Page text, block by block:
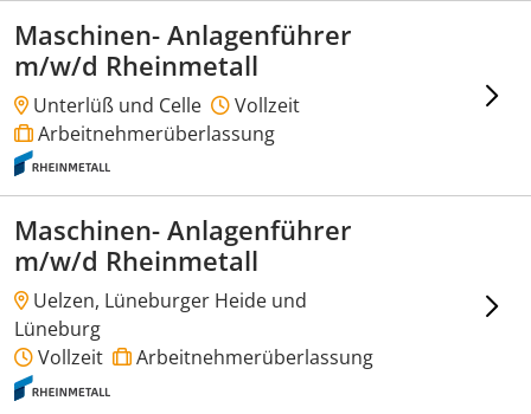
Maschinen- Anlagenführer
m/w/d Rheinmetall
Unterlüß und Celle
Vollzeit
Arbeitnehmerüberlassung
Maschinen- Anlagenführer
m/w/d Rheinmetall
Uelzen, Lüneburger Heide und
Lüneburg
Vollzeit
Arbeitnehmerüberlassung